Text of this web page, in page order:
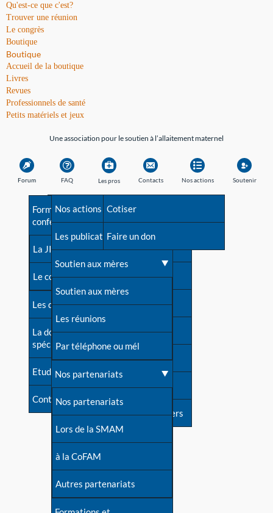
Qu'est-ce que c'est?
Trouver une réunion
Le congrès
Boutique
Boutique
Accueil de la boutique
Livres
Revues
Professionnels de santé
Petits matériels et jeux
Une association pour le soutien à l’allaitement maternel
Forum FAQ
Avant la naissance
Les débuts
Une difficulté d'allaitement ?
Cas particuliers
Mythes et vérités
Devenir animatrice ?
Une question sur le site
Les pros
Formations et
conférences
La JIA
Le congrès
Les dossiers de l'allaitement
La documentation
spécialisée
Etudes récentes
Contact
Contacts
Besoin d'aide?
Répertoire de tous les
contacts
Contact presse
Dossier de presse
Soutenir LLL
Livre d'or
Forum
S'inscrire à nos newsletters
Nos actions
Nos actions
Les publications
Soutien aux mères
Soutien aux mères
Les réunions
Par téléphone ou mél
Nos partenariats
Nos partenariats
Lors de la SMAM
à la CoFAM
Autres partenariats
Soutenir
Cotiser
Faire un don